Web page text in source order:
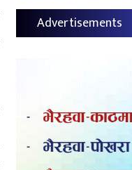
Advertisements